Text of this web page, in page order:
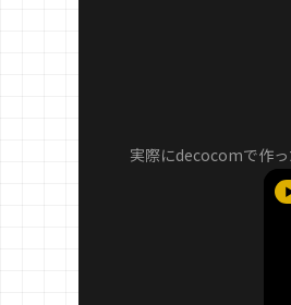
実際にdecocomで作っ